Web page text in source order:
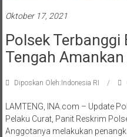
Oktober 17, 2021
Polsek
Tengah
Diposkan Oleh:Indonesia RI
LAMTENG, INA.com – Update
Pelaku Curat, Panit Reskrim
Anggotanya melakukan